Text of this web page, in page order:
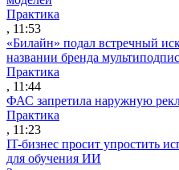
Практика
, 11:53
«Билайн» подал встречный
названии бренда
Практика
, 11:44
ФАС запретила наружную
Практика
, 11:23
IT-бизнес просит упростить
для обучения ИИ